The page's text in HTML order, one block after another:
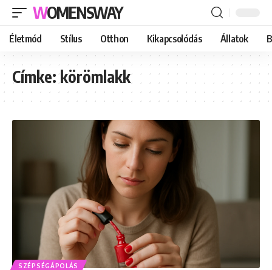
WOMENSWAY
Életmód Stílus Otthon Kikapcsolódás Állatok
Címke:körömlakk
SZÉPSÉGÁPOLÁS